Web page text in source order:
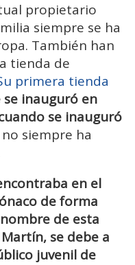
propietario
siempre se ha
También han
tienda de
primera tienda
se inauguró en
se inauguró
siempre ha
en el
de forma
de esta
se debe a
juvenil de